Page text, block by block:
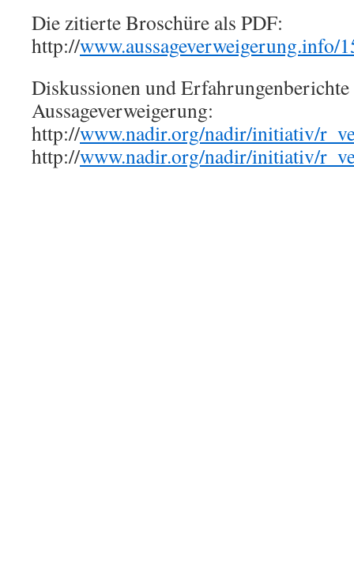
Die zitierte Broschüre als PDF:
http://www.aussageverweigerung.info/
Diskussionen und
Aussageverweigerung:
http://www.nadir.org/nadir/initiativ/
http://www.nadir.org/nadir/initiativ/